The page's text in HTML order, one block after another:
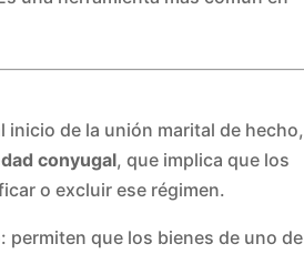
de la unión marital de hecho,
conyugal, que implica que los
o excluir ese régimen.
que los bienes de uno de